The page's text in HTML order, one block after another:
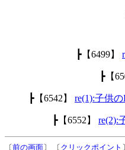
┣【6499】
┣【
┣【6542】 re(1):子供
┣【6552】 re(2):
〔前の画面〕 〔 クリックポイント